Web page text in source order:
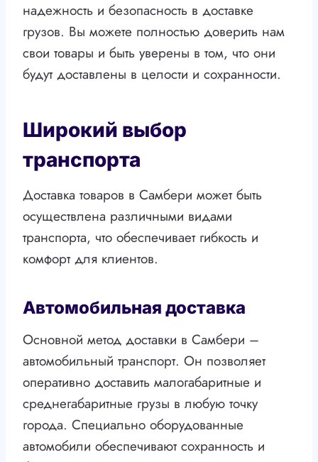
надежность и безопасность в доставке
грузов. Вы можете полностью доверить нам
свои товары и быть уверены в том, что они
будут доставлены в целости и сохранности.
Широкий выбор
транспорта
Доставка товаров в Самбери может быть
осуществлена различными видами
транспорта, что обеспечивает гибкость и
комфорт для клиентов.
Автомобильная доставка
Основной метод доставки в Самбери –
автомобильный транспорт. Он позволяет
оперативно доставить малогабаритные и
среднегабаритные грузы в любую точку
города. Специально оборудованные
автомобили обеспечивают сохранность и